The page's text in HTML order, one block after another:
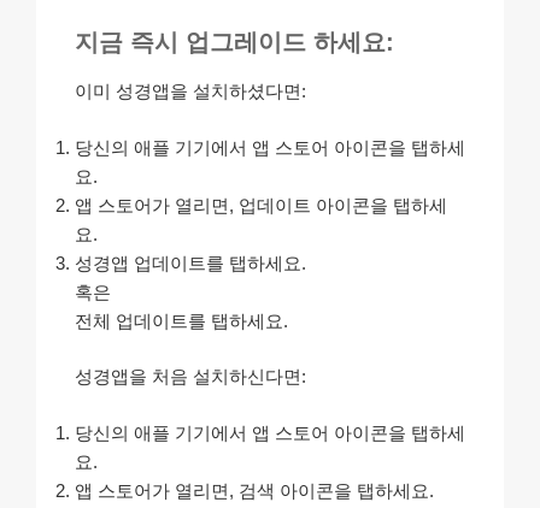
지금 즉시 업그레이드 하세요:
이미 성경앱을 설치하셨다면:
당신의 애플 기기에서 앱 스토어 아이콘을 탭하세
요.
앱 스토어가 열리면, 업데이트 아이콘을 탭하세
요.
성경앱 업데이트를 탭하세요.
혹은
전체 업데이트를 탭하세요.
성경앱을 처음 설치하신다면:
당신의 애플 기기에서 앱 스토어 아이콘을 탭하세
요.
앱 스토어가 열리면, 검색 아이콘을 탭하세요.